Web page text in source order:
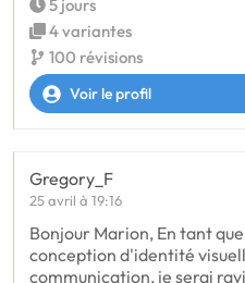
5 jours
4 variantes
100 révisions
Voir le profil
Gregory_F
25 avril à 19:16
Bonjour Marion, En tant
conception d'identité
communication, je serai